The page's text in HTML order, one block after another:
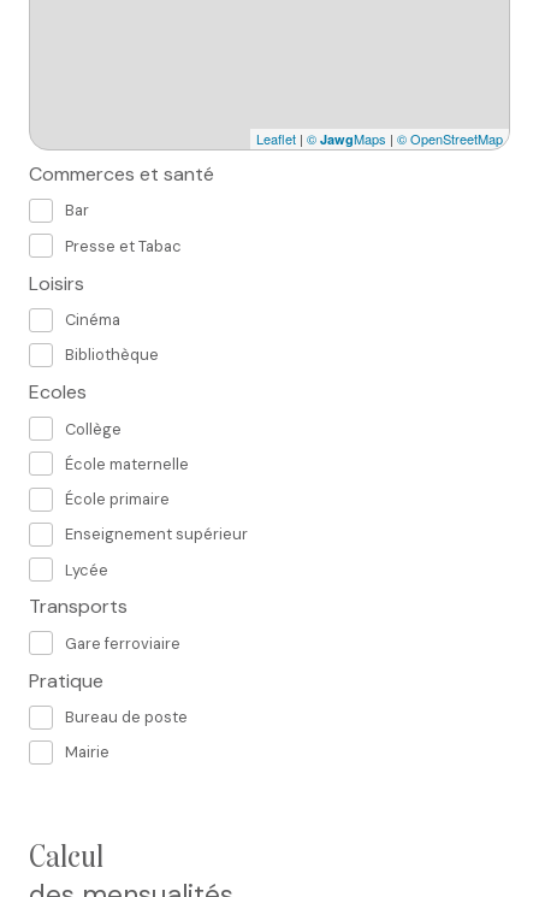
Leaflet | © JawgMaps | © OpenStreetMap
Commerces et santé
Bar
Presse et Tabac
Loisirs
Cinéma
Bibliothèque
Ecoles
Collège
École maternelle
École primaire
Enseignement supérieur
Lycée
Transports
Gare ferroviaire
Pratique
Bureau de poste
Mairie
calcul